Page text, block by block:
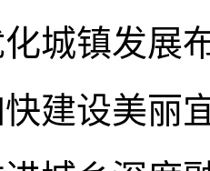
城镇发展
建设美丽